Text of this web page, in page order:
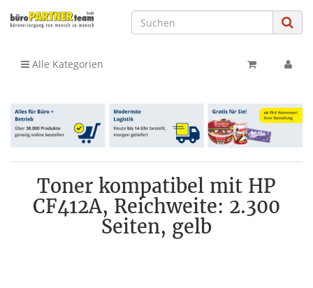
Alle Kategorien
Toner kompatibel mit HP
CF412A, Reichweite: 2.300
Seiten, gelb